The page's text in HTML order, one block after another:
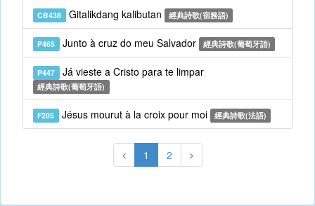
CB438 Gitalikdang kalibutan 經典詩歌(宿務語)
P465 Junto à cruz do meu Salvador 經典詩歌(葡萄牙語)
P447 Já vieste a Cristo para te limpar
經典詩歌(葡萄牙語)
F205 Jésus mourut à la croix pour moi 經典詩歌(法語)
1 2